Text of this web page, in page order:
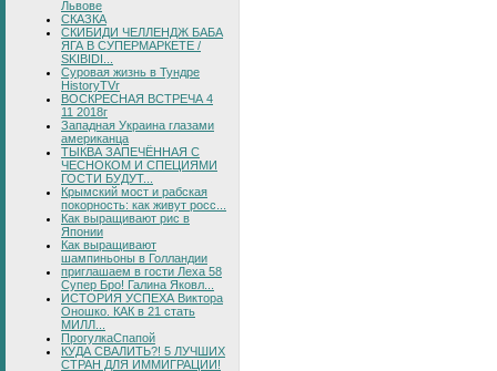
Львове
СКАЗКА
СКИБИДИ ЧЕЛЛЕНДЖ БАБА
ЯГА В СУПЕРМАРКЕТЕ /
SKIBIDI...
Суровая жизнь в Тундре
HistoryTVr
ВОСКРЕСНАЯ ВСТРЕЧА 4
11 2018г
Западная Украина глазами
американца
ТЫКВА ЗАПЕЧЁННАЯ С
ЧЕСНОКОМ И СПЕЦИЯМИ
ГОСТИ БУДУТ...
Крымский мост и рабская
покорность: как живут росс...
Как выращивают рис в
Японии
Как выращивают
шампиньоны в Голландии
приглашаем в гости Леха 58
Супер Бро! Галина Яковл...
ИСТОРИЯ УСПЕХА Виктора
Оношко. КАК в 21 стать
МИЛЛ...
ПрогулкаСпапой
КУДА СВАЛИТЬ?! 5 ЛУЧШИХ
СТРАН ДЛЯ ИММИГРАЦИИ!